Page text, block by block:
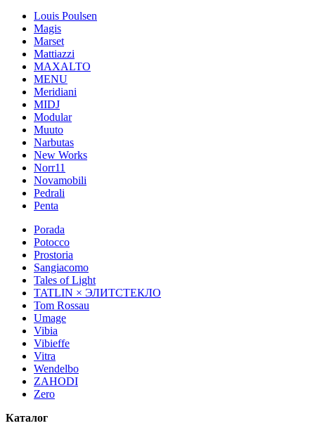
Louis Poulsen
Magis
Marset
Mattiazzi
MAXALTO
MENU
Meridiani
MIDJ
Modular
Muuto
Narbutas
New Works
Norr11
Novamobili
Pedrali
Penta
Porada
Potocco
Prostoria
Sangiacomo
Tales of Light
TATLIN × ЭЛИТСТЕКЛО
Tom Rossau
Umage
Vibia
Vibieffe
Vitra
Wendelbo
ZAHODI
Zero
Каталог